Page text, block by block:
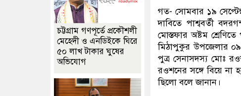
গত- সোমবার ১৯
দাবিতে পাশ্ববর্তী
মোস্তফার অষ্টম
মিঠাপুকুর উপজেলার
পুত্র সেনাসদস্য মোঃ
রওশনের সঙ্গে বিয়ে
ছিলো বলে জানান।
চট্টগ্রাম গণপূর্তে প্রকৌশলী
মেহেদী ও এনডিইকে ঘিরে
৫০ লাখ টাকার ঘুষের
অভিযোগ